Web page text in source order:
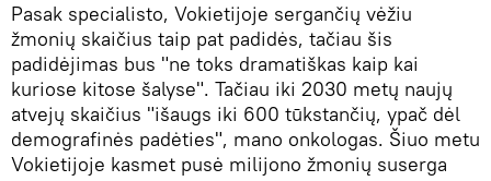
Pasak specialisto, Vokietijoje sergančių vėžiu
žmonių skaičius taip pat padidės, tačiau šis
padidėjimas bus "ne toks dramatiškas kaip kai
kuriose kitose šalyse". Tačiau iki 2030 metų naujų
atvejų skaičius "išaugs iki 600 tūkstančių, ypač dėl
demografinės padėties", mano onkologas. Šiuo metu
Vokietijoje kasmet pusė milijono žmonių suserga